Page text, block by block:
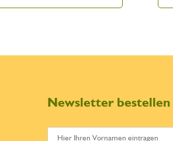
Newsletter bestellen